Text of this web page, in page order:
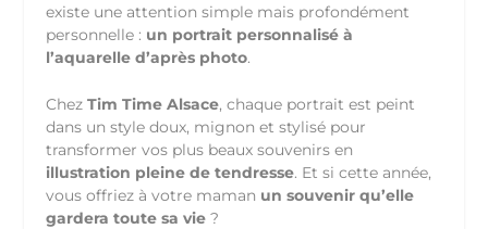
existe une attention simple mais profondément
personnelle : un portrait personnalisé à
l’aquarelle d’après photo.
ChezTim Time Alsace, chaque portrait est peint
dans un style doux, mignon et stylisé pour
transformer vos plus beaux souvenirs en
illustration pleine de tendresse. Et si cette année,
vous offriez à votre maman un souvenir qu’elle
gardera toute sa vie ?